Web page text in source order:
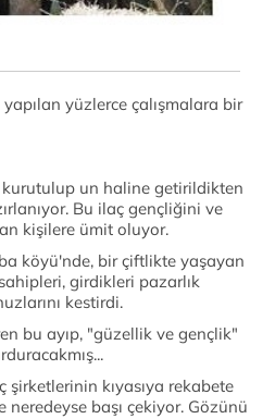
yüzlerce çalışmalara bir
kurutulup un haline getirildikten
Bu ilaç gençliğini ve
kişilere ümit oluyor.
köyü'nde, bir çiftlikte yaşayan
girdikleri pazarlık
kestirdi.
bu ayıp, "güzellik ve gençlik"
şirketlerinin kıyasıya rekabete
başı çekiyor. Gözünü